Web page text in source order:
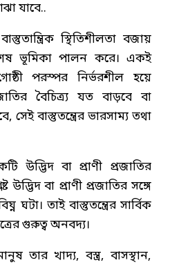
যাবে..
স্থিতিশীলতা বজায়
ভূমিকা পালন করে। একই
পরস্পর নির্ভরশীল হয়ে
বৈচিত্র্য যত বাড়বে বা
সেই বাস্তুতন্ত্রের ভারসাম্য তথা
উদ্ভিদ বা প্রাণী প্রজাতির
উদ্ভিদ বা প্রাণী প্রজাতির সঙ্গে
ঘটা। তাই বাস্তুতন্ত্রের সার্বিক
গুরুত্ব অনবদ্য।
তার খাদ্য, বস্ত্র, বাসস্থান,